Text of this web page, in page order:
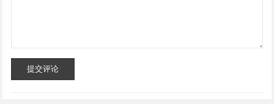
提交评论